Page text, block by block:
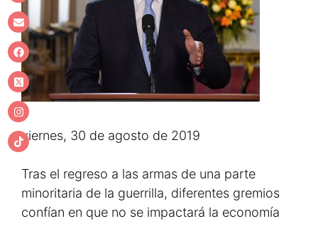
viernes, 30 de agosto de 2019
Tras el regreso a las armas de una parte
minoritaria de la guerrilla, diferentes gremios
confían en que no se impactará la economía